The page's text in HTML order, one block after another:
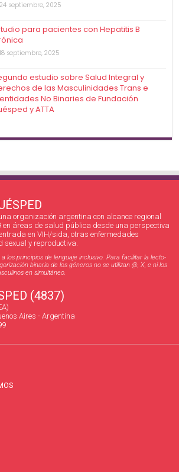
24 septiembre, 2025
para pacientes con Hepatitis B
18 septiembre, 2025
estudio sobre Salud Integral y
de las Masculinidades Trans e
No Binaries de Fundación
y ATTA
organización argentina con alcance regional
áreas de salud pública desde una perspectiva
en VIH/sida, otras enfermedades
sexual y reproductiva.
los principios de lenguaje inclusivo. Para facilitar la lecto-
binaria de los géneros no se utilizan @, X, e ni los
en simultáneo.
(4837)
Aires - Argentina